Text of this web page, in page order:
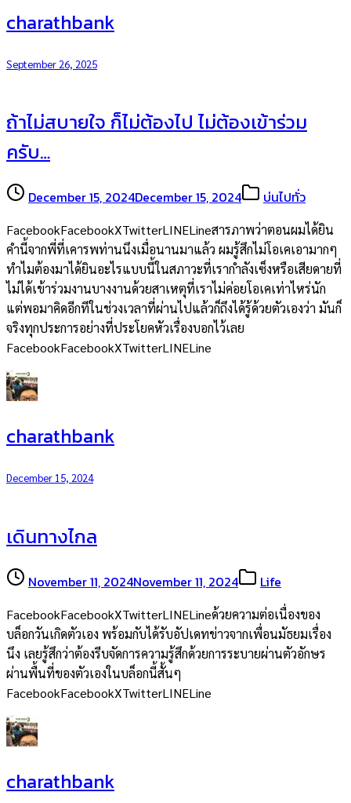
charathbank
September 26, 2025
ถ้าไม่สบายใจ ก็ไม่ต้องไป ไม่ต้องเข้าร่วม
ครับ…
December 15, 2024December 15, 2024 บ่นไปทั่ว
FacebookFacebookXTwitterLINELineสารภาพว่าตอนผมได้ยิน
คำนี้จากพี่ที่เคารพท่านนึงเมื่อนานมาแล้ว ผมรู้สึกไม่โอเคเอามากๆ
ทำไมต้องมาได้ยินอะไรแบบนี้ในสภาวะที่เรากำลังเซ็งหรือเสียดายที่
ไม่ได้เข้าร่วมงานบางงานด้วยสาเหตุที่เราไม่ค่อยโอเคเท่าไหร่นัก
แต่พอมาคิดอีกทีในช่วงเวลาที่ผ่านไปแล้วก็ถึงได้รู้ด้วยตัวเองว่า มันก็
จริงทุกประการอย่างที่ประโยคหัวเรื่องบอกไว้เลย
FacebookFacebookXTwitterLINELine
charathbank
December 15, 2024
เดินทางไกล
November 11, 2024November 11, 2024 Life
FacebookFacebookXTwitterLINELineด้วยความต่อเนื่องของ
บล็อกวันเกิดตัวเอง พร้อมกับได้รับอัปเดทข่าวจากเพื่อนมัธยมเรื่อง
นึง เลยรู้สึกว่าต้องรีบจัดการความรู้สึกด้วยการระบายผ่านตัวอักษร
ผ่านพื้นที่ของตัวเองในบล็อกนี้สั้นๆ
FacebookFacebookXTwitterLINELine
charathbank